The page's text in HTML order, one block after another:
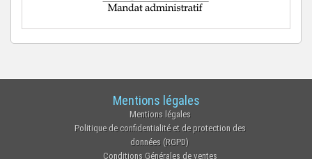
Mentions légales
Mentions légales
Politique de confidentialité et de protection des
données (RGPD)
Conditions Générales de ventes